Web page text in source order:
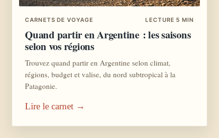
CARNETS DE VOYAGE LECTURE 5 MIN
Quand partir en Argentine : les saisons
selon vos régions
Trouvez quand partir en Argentine selon climat,
régions, budget et valise, du nord subtropical à la
Patagonie.
Lire le carnet →